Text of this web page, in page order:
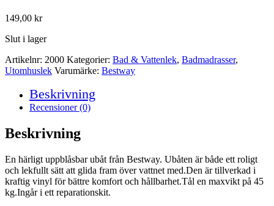
149,00 kr
Slut i lager
Artikelnr: 2000 Kategorier: Bad & Vattenlek, Badmadrasser,
Utomhuslek Varumärke: Bestway
Beskrivning
Recensioner (0)
Beskrivning
En härligt uppblåsbar ubåt från Bestway. Ubåten är både ett roligt
och lekfullt sätt att glida fram över vattnet med.Den är tillverkad i
kraftig vinyl för bättre komfort och hållbarhet.Tål en maxvikt på 45
kg.Ingår i ett reparationskit.